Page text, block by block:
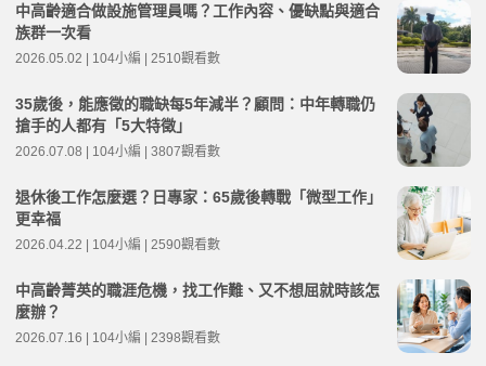
中高齡適合做設施管理員嗎？工作內容、優缺點與適合
族群一次看
2026.05.02 | 104小編 | 2510觀看數
35歲後，能應徵的職缺每5年減半？顧問：中年轉職仍
搶手的人都有「5大特徵」
2026.07.08 | 104小編 | 3807觀看數
退休後工作怎麼選？日專家：65歲後轉戰「微型工作」
更幸福
2026.04.22 | 104小編 | 2590觀看數
中高齡菁英的職涯危機，找工作難、又不想屈就時該怎
麼辦？
2026.07.16 | 104小編 | 2398觀看數